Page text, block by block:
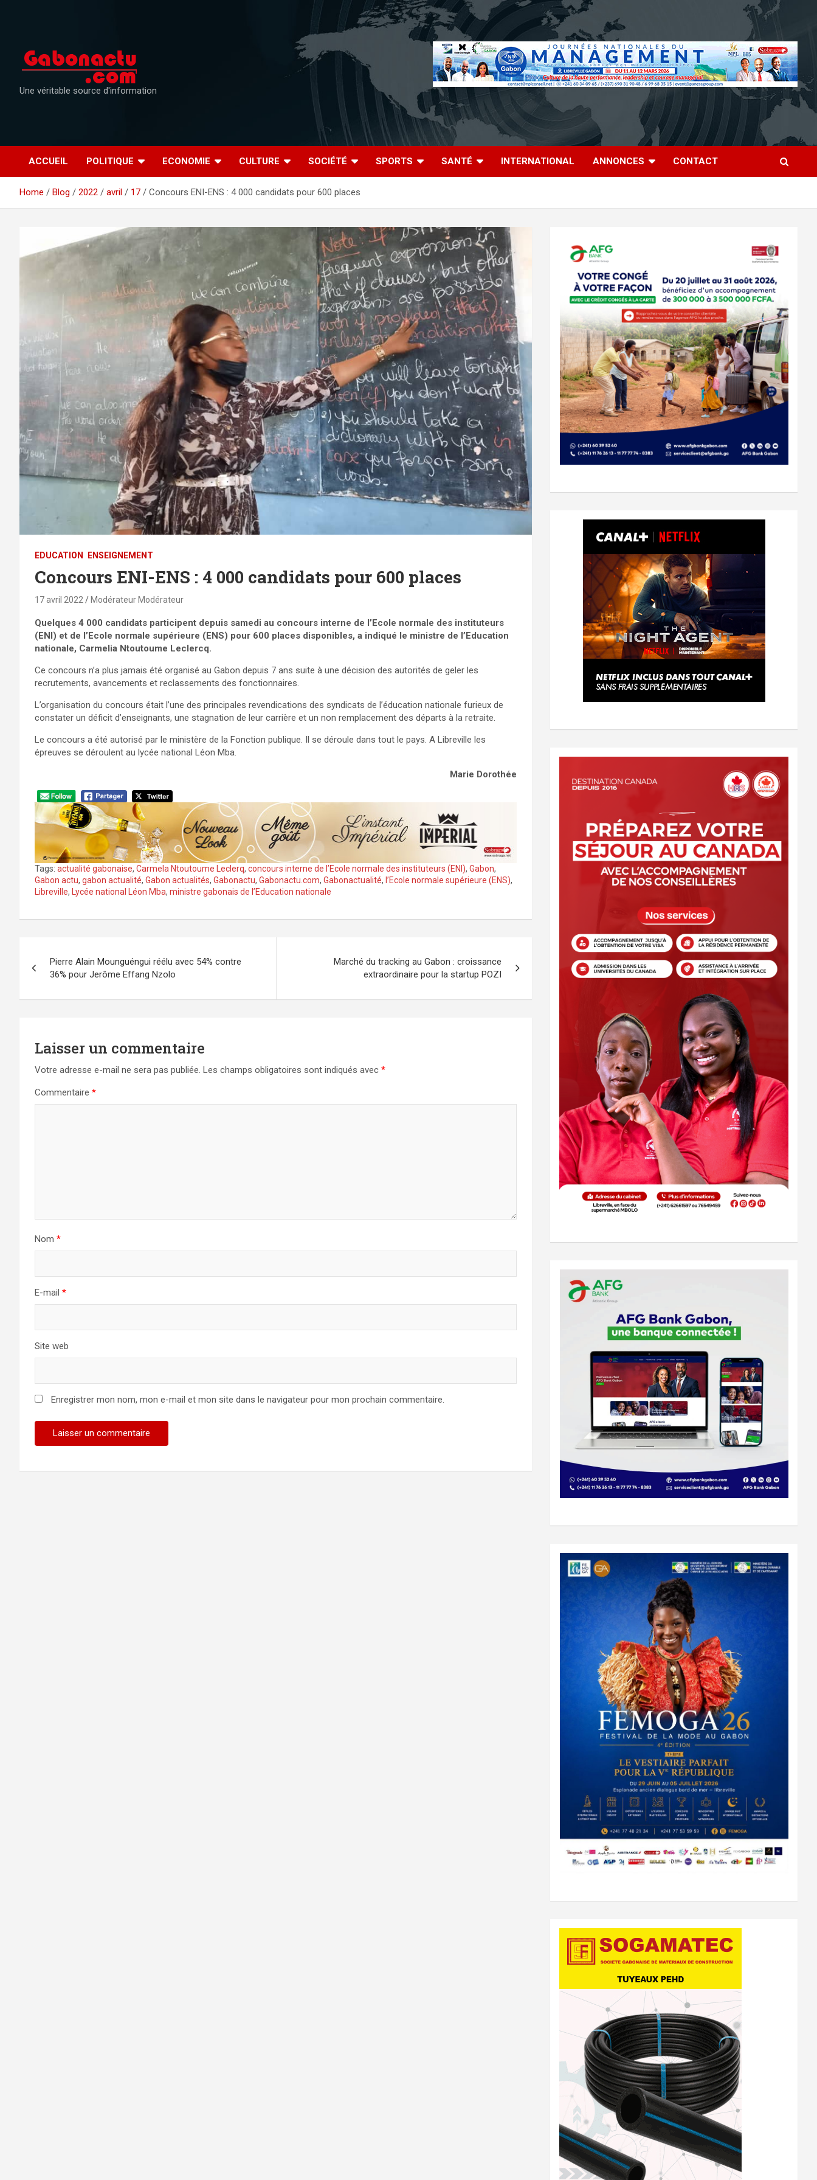
Une véritable source d'information
ACCUEIL POLITIQUE ECONOMIE CULTURE SOCIÉTÉ SPORTS SANTÉ INTERNATIONAL ANNONCES CONTACT
Home Blog 2022 avril 17 Concours ENI-ENS : 4 000 candidats pour 600 places
EDUCATION ENSEIGNEMENT
Concours ENI-ENS : 4 000 candidats pour 600 places
17 avril 2022 Modérateur Modérateur
Quelques 4 000 candidats participent depuis samedi au concours interne de l’Ecole normale des instituteurs
(ENI) et de l’Ecole normale supérieure (ENS) pour 600 places disponibles, a indiqué le ministre de l’Education
nationale, Carmelia Ntoutoume Leclercq.
Ce concours n’a plus jamais été organisé au Gabon depuis 7 ans suite à une décision des autorités de geler les
recrutements, avancements et reclassements des fonctionnaires.
L’organisation du concours était l’une des principales revendications des syndicats de l’éducation nationale furieux de
constater un déficit d’enseignants, une stagnation de leur carrière et un non remplacement des départs à la retraite.
Le concours a été autorisé par le ministère de la Fonction publique. Il se déroule dans tout le pays. A Libreville les
épreuves se déroulent au lycée national Léon Mba.
Marie Dorothée
Tags: actualité gabonaise, Carmela Ntoutoume Leclerq, concours interne de l’Ecole normale des instituteurs (ENI), Gabon,
Gabon actu, gabon actualité, Gabon actualités, Gabonactu, Gabonactu.com, Gabonactualité, l’Ecole normale supérieure (ENS),
Libreville, Lycée national Léon Mba, ministre gabonais de l’Education nationale
de
l’article
Pierre Alain Mounguéngui réélu avec 54% contre
36% pour Jerôme Effang Nzolo
Marché du tracking au Gabon : croissance
extraordinaire pour la startup POZI
Laisser un commentaire
Votre adresse e-mail ne sera pas publiée. Les champs obligatoires sont indiqués avec *
Commentaire *
Nom *
E-mail *
Site web
Enregistrer mon nom, mon e-mail et mon site dans le navigateur pour mon prochain commentaire.